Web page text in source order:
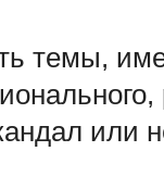
темы,
или